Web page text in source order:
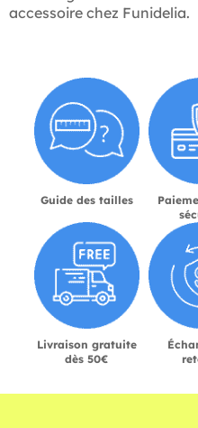
accessoire chez Funidelia.
Guide des tailles
Livraison gratuite
dès 50€